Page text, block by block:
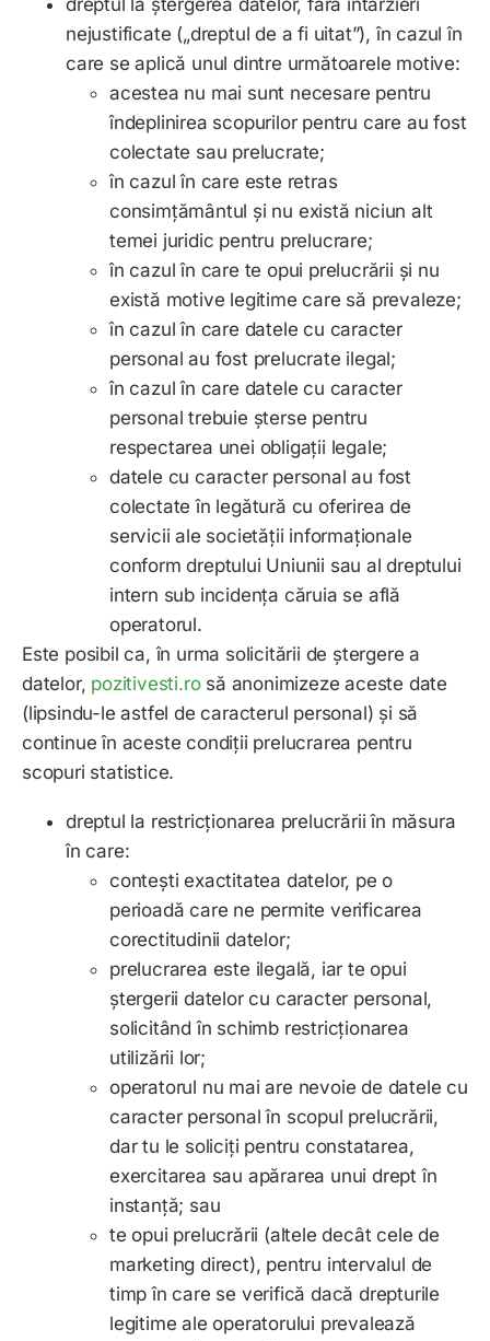
dreptul la ștergerea datelor, fără întârzieri
nejustificate („dreptul de a fi uitat”), în cazul în
care se aplică unul dintre următoarele motive:
acestea nu mai sunt necesare pentru
îndeplinirea scopurilor pentru care au fost
colectate sau prelucrate;
în cazul în care este retras
consimțământul și nu există niciun alt
temei juridic pentru prelucrare;
în cazul în care te opui prelucrării și nu
există motive legitime care să prevaleze;
în cazul în care datele cu caracter
personal au fost prelucrate ilegal;
în cazul în care datele cu caracter
personal trebuie șterse pentru
respectarea unei obligații legale;
datele cu caracter personal au fost
colectate în legătură cu oferirea de
servicii ale societății informaționale
conform dreptului Uniunii sau al dreptului
intern sub incidența căruia se află
operatorul.
Este posibil ca, în urma solicitării de ștergere a
datelor, pozitivesti.rosă anonimizeze aceste date
(lipsindu-le astfel de caracterul personal) și să
continue în aceste condiții prelucrarea pentru
scopuri statistice.
dreptul la restricționarea prelucrării în măsura
în care:
contești exactitatea datelor, pe o
perioadă care ne permite verificarea
corectitudinii datelor;
prelucrarea este ilegală, iar te opui
ștergerii datelor cu caracter personal,
solicitând în schimb restricționarea
utilizării lor;
operatorul nu mai are nevoie de datele cu
caracter personal în scopul prelucrării,
dar tu le soliciți pentru constatarea,
exercitarea sau apărarea unui drept în
instanță; sau
te opui prelucrării (altele decât cele de
marketing direct), pentru intervalul de
timp în care se verifică dacă drepturile
legitime ale operatorului prevalează